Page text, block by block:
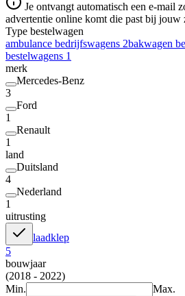
Je ontvangt automatisch een e-mail
advertentie online komt die past bij jouw
Type bestelwagen
ambulance bedrijfswagens 2bakwagen
bestelwagens 1
merk
Mercedes-Benz
3
Ford
1
Renault
1
land
Duitsland
4
Nederland
1
uitrusting
laadklep
5
bouwjaar
(2018 - 2022)
Min.
Max.